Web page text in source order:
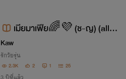
เมียมาเฟีย🌈💜 (ช-ญ) (allba
m)
Kaw
รักวัยรุ่น
2.3K 2 1 25